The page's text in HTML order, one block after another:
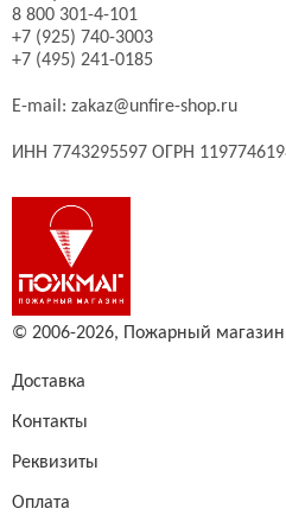
8 800 301-4-101
+7 (925) 740-3003
+7 (495) 241-0185
E-mail: zakaz@unfire-shop.ru
ИНН 7743295597 ОГРН
© 2006-2026, Пожарный
Доставка
Контакты
Реквизиты
Оплата